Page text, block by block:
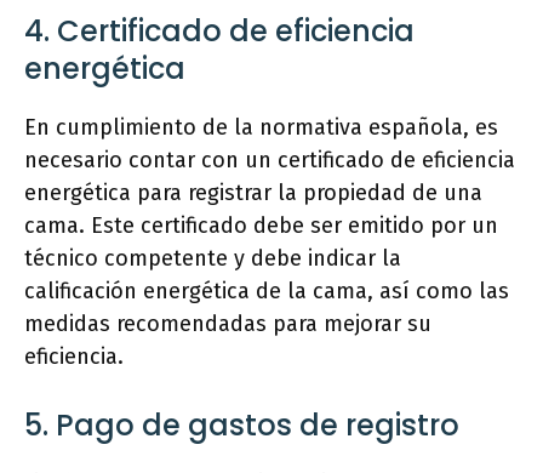
4. Certificado de eficiencia
energética
En cumplimiento de la normativa española, es
necesario contar con un certificado de eficiencia
energética para registrar la propiedad de una
cama. Este certificado debe ser emitido por un
técnico competente y debe indicar la
calificación energética de la cama, así como las
medidas recomendadas para mejorar su
eficiencia.
5. Pago de gastos de registro